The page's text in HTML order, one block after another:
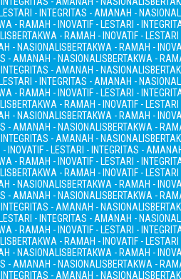
- INTEGRITAS - AMANAH -
- RAMAH - INOVATIF - LESTARI -
BERTAKWA - RAMAH - INOVATIF -
- NASIONALISBERTAKWA - RAMAH -
- AMANAH - NASIONALISBERTAKWA -
- AMANAH - NASIONALIS
- INTEGRITAS - AMANAH -
- RAMAH - INOVATIF - LESTARI -
BERTAKWA - RAMAH - INOVATIF -
- NASIONALISBERTAKWA - RAMAH -
- AMANAH - NASIONALISBERTAKWA -
- AMANAH - NASIONALIS
INOVATIF - LESTARI - INTEGRITAS -
- RAMAH - INOVATIF - LESTARI -
BERTAKWA - RAMAH - INOVATIF -
- NASIONALISBERTAKWA - RAMAH -
- AMANAH - NASIONALISBERTAKWA -
- AMANAH - NASIONALIS
- INTEGRITAS - AMANAH -
- RAMAH - INOVATIF - LESTARI -
BERTAKWA - RAMAH - INOVATIF -
- NASIONALISBERTAKWA - RAMAH -
- AMANAH - NASIONALISBERTAKWA -
- AMANAH - NASIONALIS